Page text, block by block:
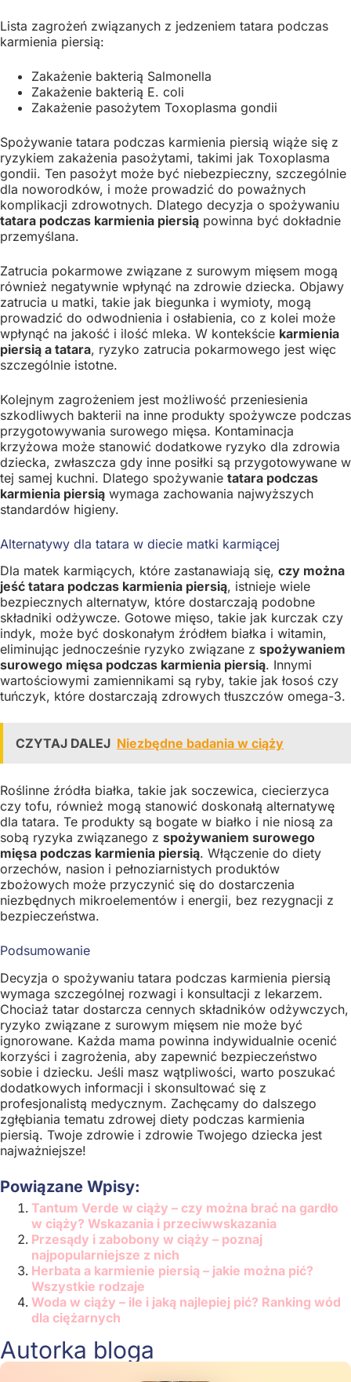
Lista zagrożeń związanych z jedzeniem tatara podczas
karmienia piersią:
Zakażenie bakterią Salmonella
Zakażenie bakterią E. coli
Zakażenie pasożytem Toxoplasma gondii
Spożywanie tatara podczas karmienia piersią wiąże się z
ryzykiem zakażenia pasożytami, takimi jak Toxoplasma
gondii. Ten pasożyt może być niebezpieczny, szczególnie
dla noworodków, i może prowadzić do poważnych
komplikacji zdrowotnych. Dlatego decyzja o spożywaniu
tatara podczas karmienia piersią powinna być dokładnie
przemyślana.
Zatrucia pokarmowe związane z surowym mięsem mogą
również negatywnie wpłynąć na zdrowie dziecka. Objawy
zatrucia u matki, takie jak biegunka i wymioty, mogą
prowadzić do odwodnienia i osłabienia, co z kolei może
wpłynąć na jakość i ilość mleka. W kontekście karmienia
piersią a tatara, ryzyko zatrucia pokarmowego jest więc
szczególnie istotne.
Kolejnym zagrożeniem jest możliwość przeniesienia
szkodliwych bakterii na inne produkty spożywcze podczas
przygotowywania surowego mięsa. Kontaminacja
krzyżowa może stanowić dodatkowe ryzyko dla zdrowia
dziecka, zwłaszcza gdy inne posiłki są przygotowywane w
tej samej kuchni. Dlatego spożywanie tatara podczas
karmienia piersią wymaga zachowania najwyższych
standardów higieny.
Alternatywy dla tatara w diecie matki karmiącej
Dla matek karmiących, które zastanawiają się, czy można
jeść tatara podczas karmienia piersią, istnieje wiele
bezpiecznych alternatyw, które dostarczają podobne
składniki odżywcze. Gotowe mięso, takie jak kurczak czy
indyk, może być doskonałym źródłem białka i witamin,
eliminując jednocześnie ryzyko związane z spożywaniem
surowego mięsa podczas karmienia piersią. Innymi
wartościowymi zamiennikami są ryby, takie jak łosoś czy
tuńczyk, które dostarczają zdrowych tłuszczów omega-3.
CZYTAJ DALEJ Niezbędne badania w ciąży
Roślinne źródła białka, takie jak soczewica, ciecierzyca
czy tofu, również mogą stanowić doskonałą alternatywę
dla tatara. Te produkty są bogate w białko i nie niosą za
sobą ryzyka związanego z spożywaniem surowego
mięsa podczas karmienia piersią. Włączenie do diety
orzechów, nasion i pełnoziarnistych produktów
zbożowych może przyczynić się do dostarczenia
niezbędnych mikroelementów i energii, bez rezygnacji z
bezpieczeństwa.
Podsumowanie
Decyzja o spożywaniu tatara podczas karmienia piersią
wymaga szczególnej rozwagi i konsultacji z lekarzem.
Chociaż tatar dostarcza cennych składników odżywczych,
ryzyko związane z surowym mięsem nie może być
ignorowane. Każda mama powinna indywidualnie ocenić
korzyści i zagrożenia, aby zapewnić bezpieczeństwo
sobie i dziecku. Jeśli masz wątpliwości, warto poszukać
dodatkowych informacji i skonsultować się z
profesjonalistą medycznym. Zachęcamy do dalszego
zgłębiania tematu zdrowej diety podczas karmienia
piersią. Twoje zdrowie i zdrowie Twojego dziecka jest
najważniejsze!
Powiązane Wpisy:
Tantum Verde w ciąży – czy można brać na gardło
w ciąży? Wskazania i przeciwwskazania
Przesądy i zabobony w ciąży – poznaj
najpopularniejsze z nich
Herbata a karmienie piersią – jakie można pić?
Wszystkie rodzaje
Woda w ciąży – ile i jaką najlepiej pić? Ranking wód
dla ciężarnych
Autorka bloga